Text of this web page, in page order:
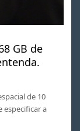
GB de
de 10
especificar a